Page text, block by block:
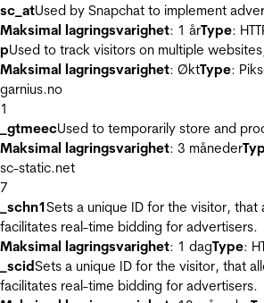
sc_atUsed by Snapchat to implement
Maksimal lagringsvarighet: 1 årType:
pUsed to track visitors on multiple
Maksimal lagringsvarighet: ØktType:
garnius.no
1
_gtmeecUsed to temporarily store and
Maksimal lagringsvarighet: 3 måneder
sc-static.net
7
_schn1Sets a unique ID for the visitor,
facilitates real-time bidding for advertisers.
Maksimal lagringsvarighet: 1 dagType:
_scidSets a unique ID for the visitor, that
facilitates real-time bidding for advertisers.